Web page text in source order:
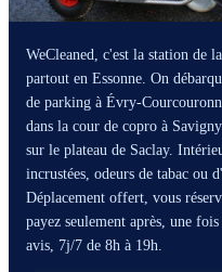
WeCleaned, c'est la station de
partout en Essonne. On
de parking à Évry-
dans la cour de copro à
sur le plateau de Saclay.
incrustées, odeurs de tabac ou
Déplacement offert, vous
payez seulement après, une
avis, 7j/7 de 8h à 19h.